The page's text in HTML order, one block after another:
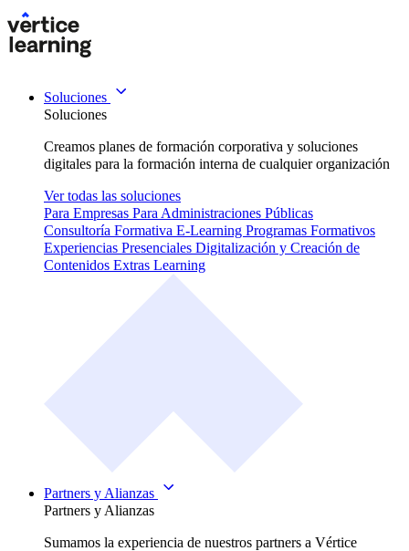
Soluciones
Soluciones
Creamos planes de formación corporativa y soluciones
digitales para la formación interna de cualquier organización
Ver todas las soluciones
Para Empresas Para Administraciones Públicas
Consultoría Formativa E-Learning Programas Formativos
Experiencias Presenciales Digitalización y Creación de
Contenidos Extras Learning
Partners y Alianzas
Partners y Alianzas
Sumamos la experiencia de nuestros partners a Vértice